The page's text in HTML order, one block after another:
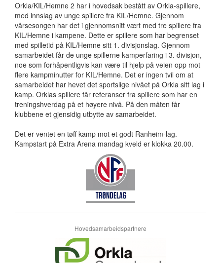
Orkla/KIL/Hemne 2 har i hovedsak bestått av Orkla-spillere,
med innslag av unge spillere fra KIL/Hemne. Gjennom
vårsesongen har det i gjennomsnitt vært med tre spillere fra
KIL/Hemne i kampene. Dette er spillere som har begrenset
med spilletid på KIL/Hemne sitt 1. divisjonslag. Gjennom
samarbeidet får de unge spillerne kamperfaring i 3. divisjon,
noe som forhåpentligvis kan være til hjelp på veien opp mot
flere kampminutter for KIL/Hemne. Det er ingen tvil om at
samarbeidet har hevet det sportslige nivået på Orkla sitt lag i
kamp. Orklas spillere får referanser fra spillere som har en
treningshverdag på et høyere nivå. På den måten får
klubbene et gjensidig utbytte av samarbeidet.
Det er ventet en tøff kamp mot et godt Ranheim-lag.
Kampstart på Extra Arena mandag kveld er klokka 20.00.
Hovedsamarbeidspartnere